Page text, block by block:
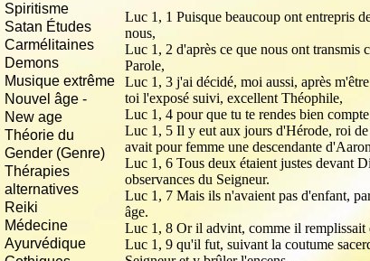
Spiritisme
Satan Études
Carmélitaines
Demons
Musique extrême
Nouvel âge -
New age
Théorie du
Gender (Genre)
Thérapies
alternatives
Reiki
Médecine
Ayurvédique
Luc 1, 1 Puisque beaucoup ont entrepris
nous,
Luc 1, 2 d'après ce que nous ont transmis
Parole,
Luc 1, 3 j'ai décidé, moi aussi, après
toi l'exposé suivi, excellent Théophile,
Luc 1, 4 pour que tu te rendes bien
Luc 1, 5 Il y eut aux jours d'Hérode, roi
avait pour femme une descendante
Luc 1, 6 Tous deux étaient justes devant
observances du Seigneur.
Luc 1, 7 Mais ils n'avaient pas d'enfant,
âge.
Luc 1, 8 Or il advint, comme il remplissait
Luc 1, 9 qu'il fut, suivant la coutume